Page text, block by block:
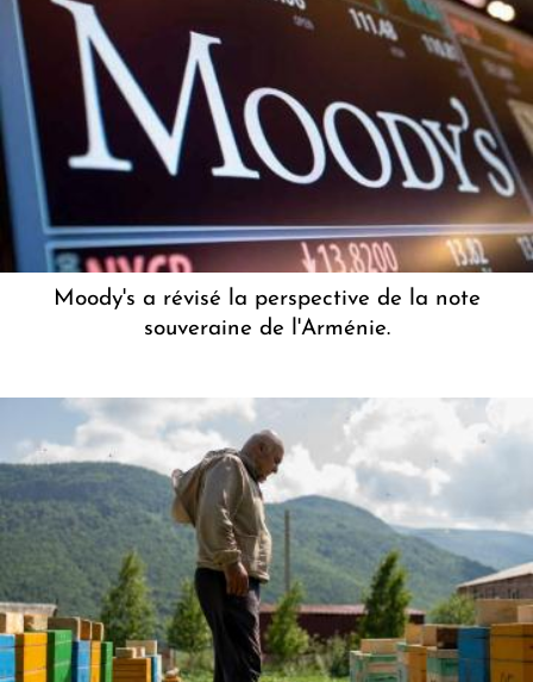
Moody's a révisé la perspective de la note
souveraine de l'Arménie.